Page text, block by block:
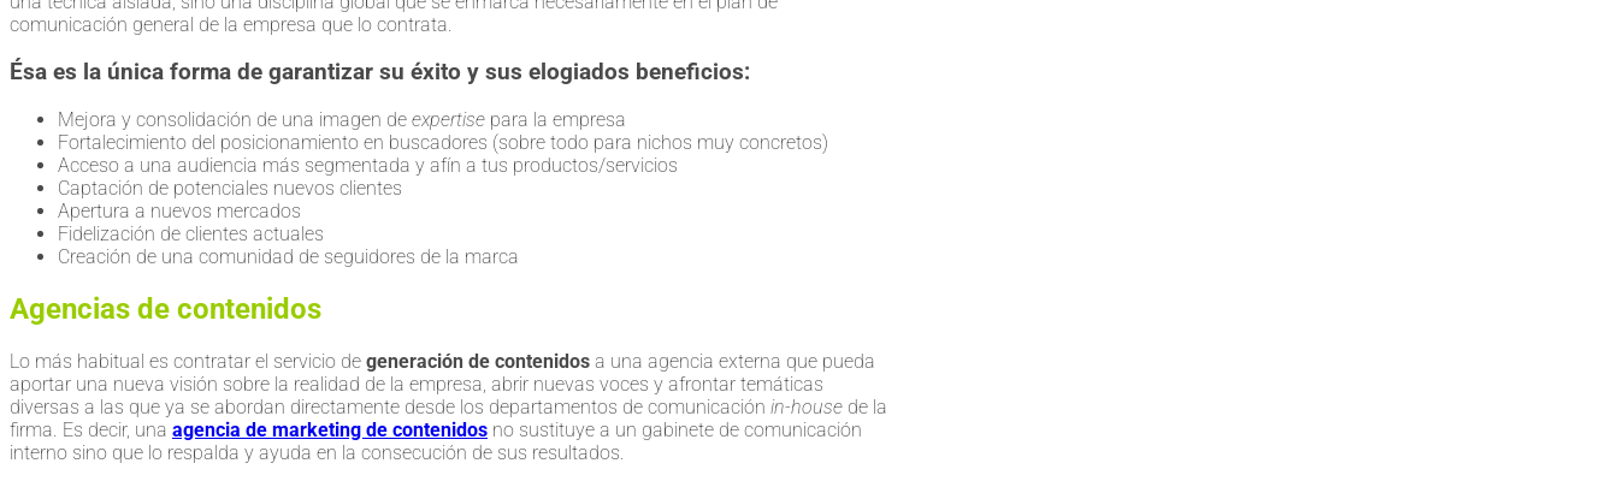
comunicación general de la empresa que lo contrata.
Ésa es la única forma de garantizar su éxito y sus elogiados beneficios:
Mejora y consolidación de una imagen de expertise para la empresa
Fortalecimiento del posicionamiento en buscadores (sobre todo para nichos muy concretos)
Acceso a una audiencia más segmentada y afín a tus productos/servicios
Captación de potenciales nuevos clientes
Apertura a nuevos mercados
Fidelización de clientes actuales
Creación de una comunidad de seguidores de la marca
Agencias de contenidos
Lo más habitual es contratar el servicio de generación de contenidos a una agencia externa que pueda
aportar una nueva visión sobre la realidad de la empresa, abrir nuevas voces y afrontar temáticas
diversas a las que ya se abordan directamente desde los departamentos de comunicación in-house de la
firma. Es decir, una agencia de marketing de contenidos no sustituye a un gabinete de comunicación
interno sino que lo respalda y ayuda en la consecución de sus resultados.